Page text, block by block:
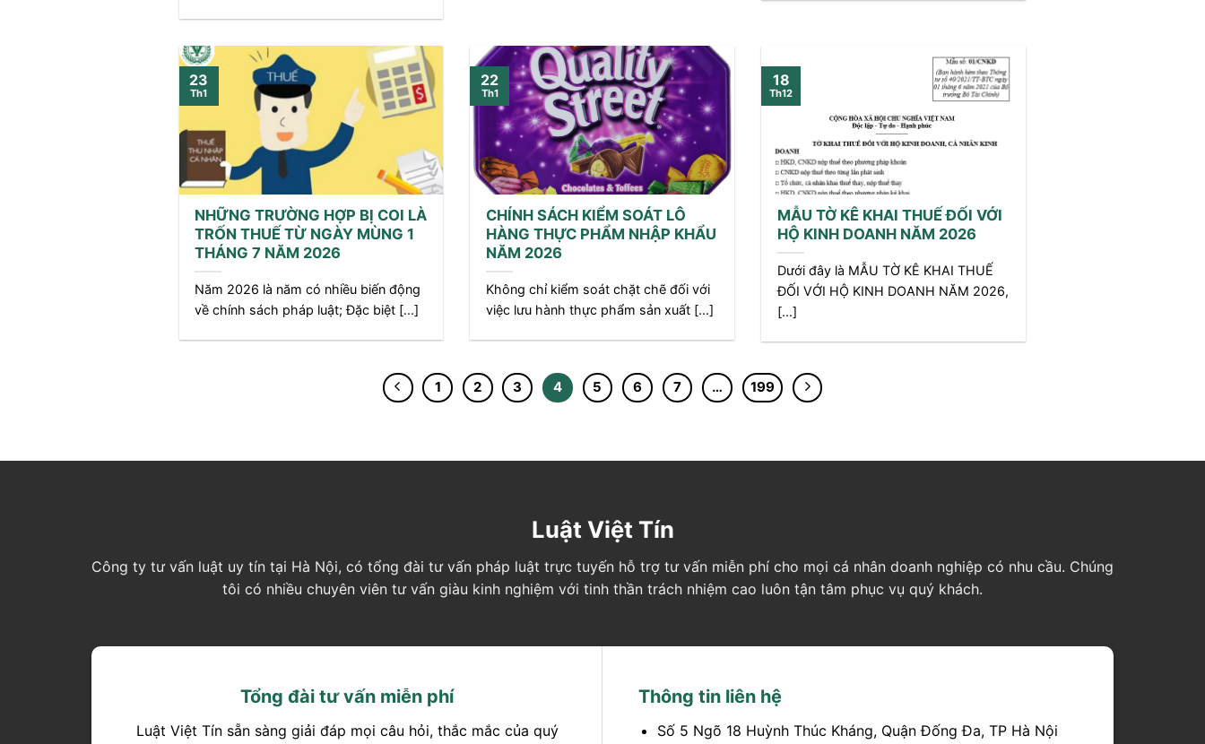
NHỮNG TRƯỜNG HỢP BỊ COI LÀ
TRỐN THUẾ TỪ NGÀY MÙNG 1
THÁNG 7 NĂM 2026
Năm 2026 là năm có nhiều biến động
về chính sách pháp luật; Đặc biệt [...]
23
Th1
CHÍNH SÁCH KIỂM SOÁT LÔ
HÀNG THỰC PHẨM NHẬP KHẨU
NĂM 2026
Không chỉ kiểm soát chặt chẽ đối với
việc lưu hành thực phẩm sản xuất [...]
22
Th1
MẪU TỜ KÊ KHAI THUẾ ĐỐI VỚI
HỘ KINH DOANH NĂM 2026
Dưới đây là MẪU TỜ KÊ KHAI THUẾ
ĐỐI VỚI HỘ KINH DOANH NĂM 2026,
[...]
18
Th12
1 2 3 4 5 6 7 … 199
Luật Việt Tín
Công ty tư vấn luật uy tín tại Hà Nội, có tổng đài tư vấn pháp luật trực tuyến hỗ trợ tư vấn miễn phí cho mọi cá nhân doanh nghiệp có nhu cầu. Chúng
tôi có nhiều chuyên viên tư vấn giàu kinh nghiệm với tinh thần trách nhiệm cao luôn tận tâm phục vụ quý khách.
Tổng đài tư vấn miễn phí
Luật Việt Tín sẵn sàng giải đáp mọi câu hỏi, thắc mắc của quý
Thông tin liên hệ
Số 5 Ngõ 18 Huỳnh Thúc Kháng, Quận Đống Đa, TP Hà Nội